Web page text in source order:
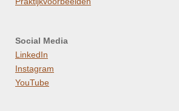
Social Media
LinkedIn
Instagram
YouTube